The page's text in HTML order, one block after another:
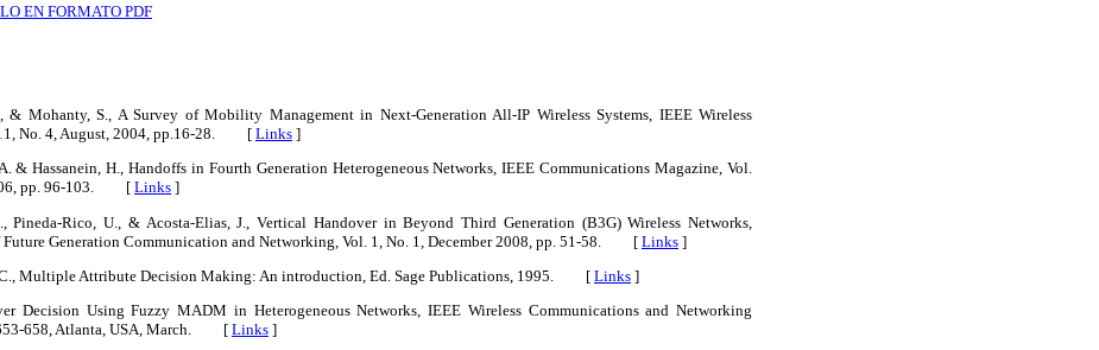
EN FORMATO PDF
Mohanty, S., A Survey of Mobility Management in Next-Generation All-IP Wireless Systems, IEEE Wireless
No. 4, August, 2004, pp.16-28. [ Links ]
A. & Hassanein, H., Handoffs in Fourth Generation Heterogeneous Networks, IEEE Communications Magazine, Vol.
pp. 96-103. [ Links ]
Pineda-Rico, U., & Acosta-Elias, J., Vertical Handover in Beyond Third Generation (B3G) Wireless Networks,
Future Generation Communication and Networking, Vol. 1, No. 1, December 2008, pp. 51-58. [ Links ]
C., Multiple Attribute Decision Making: An introduction, Ed. Sage Publications, 1995. [ Links ]
Decision Using Fuzzy MADM in Heterogeneous Networks, IEEE Wireless Communications and Networking
653-658, Atlanta, USA, March. [Links ]